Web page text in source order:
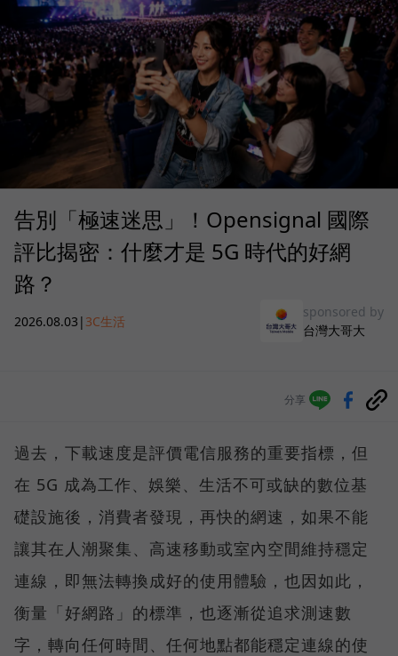
告別「極速迷思」！Opensignal 國際
評比揭密：什麼才是 5G 時代的好網
路？
2026.08.03 | 3C生活
sponsored by
台灣大哥大
分享
過去，下載速度是評價電信服務的重要指標，但
在 5G 成為工作、娛樂、生活不可或缺的數位基
礎設施後，消費者發現，再快的網速，如果不能
讓其在人潮聚集、高速移動或室內空間維持穩定
連線，即無法轉換成好的使用體驗，也因如此，
衡量「好網路」的標準，也逐漸從追求測速數
字，轉向任何時間、任何地點都能穩定連線的使